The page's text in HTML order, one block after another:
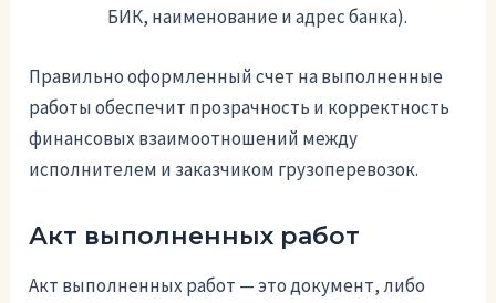
БИК, наименование и адрес банка).
Правильно оформленный счет на выполненные
работы обеспечит прозрачность и корректность
финансовых взаимоотношений между
исполнителем и заказчиком грузоперевозок.
Акт выполненных работ
Акт выполненных работ — это документ, либо